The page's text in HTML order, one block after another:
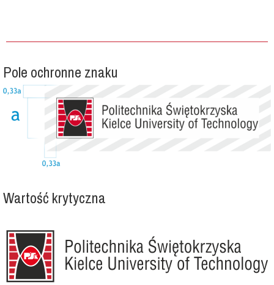
Pole ochronne znaku
Wartość krytyczna